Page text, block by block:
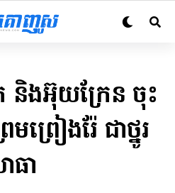
និងអ៊ុយក្រែន ចុះ
ព្រៀងរ៉ែ ជាថ្នូរ
ធា